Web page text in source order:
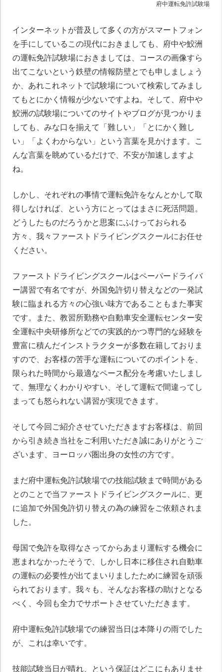
府中運転免許試験場
インターネットが普及して多くの方がスマートフォン
を手にしているこの現代におきましても、府中や鮫洲
の運転免許試験場におきましては、コースの画像すら
出てこないという鉄壁の情報防壁とでも申しましょう
か、あれこれネットで試験場について検索してみまし
てもとにかく情報が少ないですよね。そして、府中や
鮫洲の試験場についてのサイトやブログが見つかりま
しても、みな口を揃えて「難しい」「とにかく難し
い」「よくわからない」という言葉を見かけます。こ
んな言葉を眺めているだけで、不安が加速しますよ
ね。
しかし、それぞれの事情で運転免許をなんとかして取
得しなければ、という方にとってはまさに死活問題。
どうしたものだろうかと思案にふけっておられる
方々、我々ファーストドライビングスクールにお任せ
ください。
ファーストドライビングスクールはペーパードライバ
ー講習で有名ですが、外国免許切り替えなどの一発試
験に臨まれる方々の心強い味方であることもまた事実
です。また、教習所勤務や自動車安全運転センター安
全運転中央研修所などでの実践的かつ専門的な経験を
豊富に積んだインストラクターが多数在籍しておりま
すので、お客様の苦手な運転についてのポイントを、
限られた時間から最適なペース配分を考慮いたしまし
て、無理なくわかりやすい、そして運転で間違ってし
まっても怒られない講習が実現できます。
そして今回ご紹介させていただきますお客様は、前回
から引き続き当社をご利用いただき誠にありがとうご
ざいます、ヨーロッパ圏出身の女性の方です。
まだ府中運転免許試験場での技能試験まで時間がある
とのことで当ファーストドライビングスクールに、更
に追加で外国免許切り替えの為の練習をご依頼されま
した。
母国で免許を取得なさってからあまり運転する機会に
恵まれなかったそうで、しかし日本に移住され自動車
の運転の必要性が出てまいりましたために練習を頑張
られております。我々も、そんなお客様の助けとなる
べく、今回も全力でサポートさせていただきます。
府中運転免許試験場での練習当日は本降りの雨でした
が、これは幸いです。
技能試験当日が晴れ、という保証はどこにもありませ